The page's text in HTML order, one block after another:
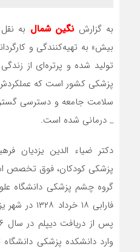
به گزارش نگین شمال به
تولید شده و پرتره‌ای از
پزشکی کشور است که
سلامت جامعه و دسترسی
_ درمانی شده است.
دکتر ضیاء الدین یزدیان
پزشکی کودکان، فوق تخصص
گروه چشم پزشکی دانشگاه
فارابی ۱۸